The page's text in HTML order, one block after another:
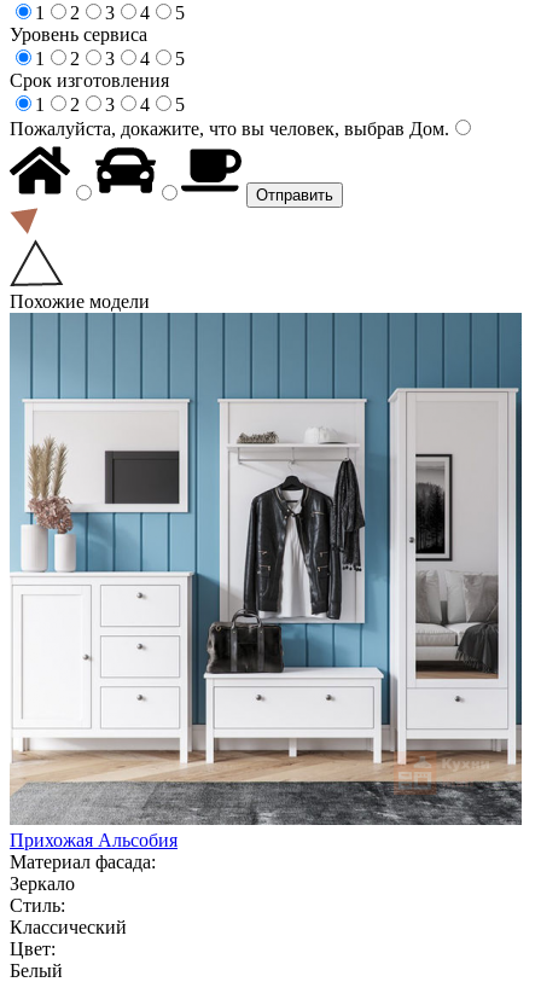
1
2 3 4
5
Уровень сервиса
1
2 3 4
5
Срок изготовления
1
2 3 4
5
Пожалуйста, докажите, что вы человек, выбрав Дом.
Похожие модели
Прихожая Альсобия
Материал фасада:
Зеркало
Стиль:
Классический
Цвет:
Белый